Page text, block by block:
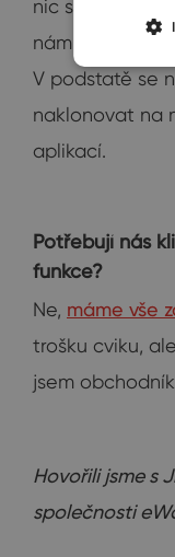
nic
nám odpadá
V podstatě se
naklonovat na
aplikací.
Potřebují nás
funkce?
Ne, máme vše
trošku cviku,
jsem
Hovořili jsme s
společnosti